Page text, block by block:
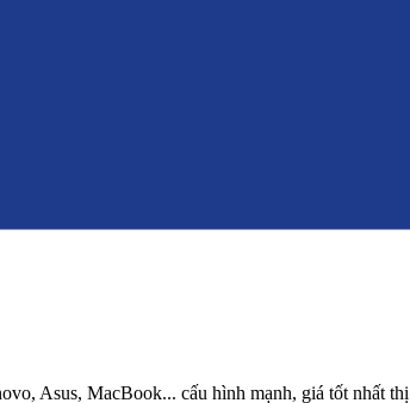
Asus, MacBook... cấu hình mạnh, giá tốt nhất